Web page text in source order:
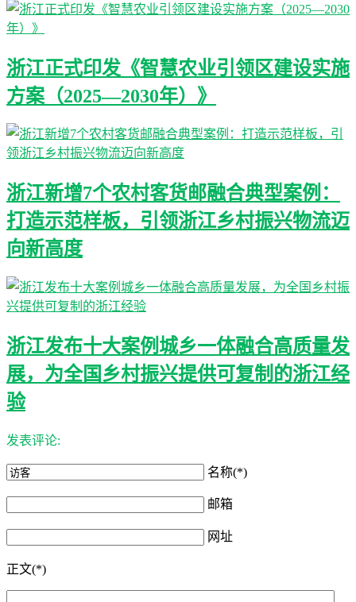
浙江正式印发《智慧农业引领区建设实施
方案（2025—2030年）》
浙江新增7个农村客货邮融合典型案例：
打造示范样板，引领浙江乡村振兴物流迈
向新高度
浙江发布十大案例城乡一体融合高质量发
展，为全国乡村振兴提供可复制的浙江经
验
发表评论:
名称(*)
邮箱
网址
正文(*)